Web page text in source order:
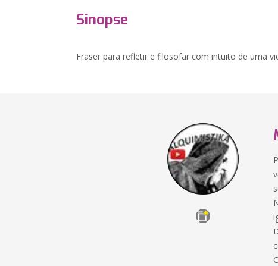
Sinopse
Fraser para refletir e filosofar com intuito de uma